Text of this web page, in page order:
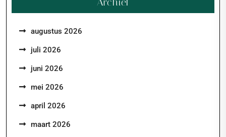
augustus 2026
juli 2026
juni 2026
mei 2026
april 2026
maart 2026